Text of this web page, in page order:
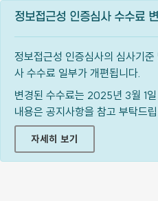
정보접근성 인증심사 수수료
정보접근성 인증심사의 심사기
사 수수료 일부가 개편됩니다.
변경된 수수료는 2025년 3월 1
내용은 공지사항을 참고 부탁드
자세히 보기